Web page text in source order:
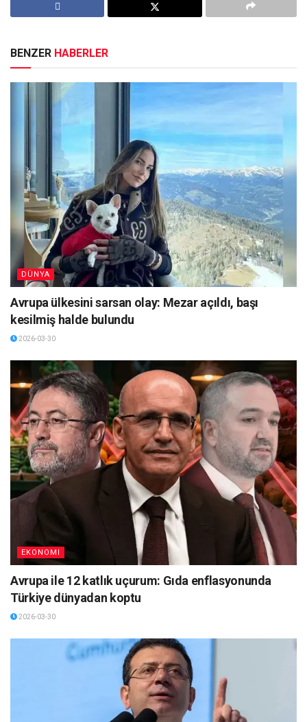
BENZER HABERLER
DÜNYA
Avrupa ülkesini sarsan olay: Mezar açıldı, başı
kesilmiş halde bulundu
2026-03-30
EKONOMI
Avrupa ile 12 katlık uçurum: Gıda enflasyonunda
Türkiye dünyadan koptu
2026-03-30